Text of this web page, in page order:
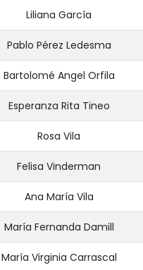
Liliana García
Pablo Pérez Ledesma
Bartolomé Angel Orfila
Esperanza Rita Tineo
Rosa Vila
Felisa Vinderman
Ana María Vila
María Fernanda Damill
María Virginia Carrascal